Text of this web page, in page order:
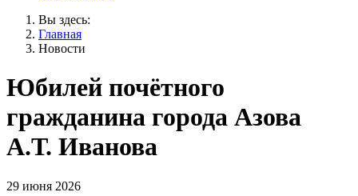
Вы здесь:
Главная
Новости
Юбилей почётного
гражданина города Азова
А.Т. Иванова
29 июня 2026